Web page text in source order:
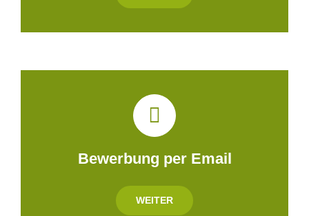
Bewerbung per Email
WEITER